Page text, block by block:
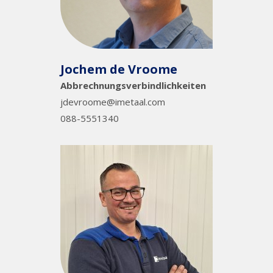
Jochem de Vroome
Abbrechnungsverbindlichkeiten
jdevroome@imetaal.com
088-5551340